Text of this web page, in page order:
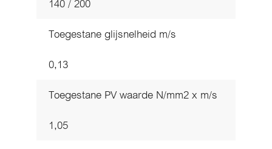
140 / 200
Toegestane glijsnelheid m/s
0,13
Toegestane PV waarde N/mm2 x m/s
1,05